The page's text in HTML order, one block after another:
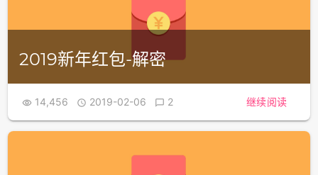
2019新年红包-解密
 14,456  2019-02-06  2 继续阅读